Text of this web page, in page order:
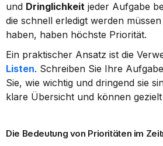
und Dringlichkeit jeder Aufgabe
die schnell erledigt werden
haben, haben höchste Priorität.
Ein praktischer Ansatz ist die
Listen. Schreiben Sie Ihre
Sie, wie wichtig und dringend sie
klare Übersicht und können
Die Bedeutung von Prioritäten im